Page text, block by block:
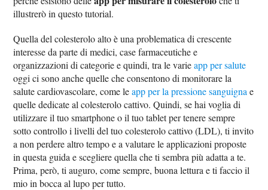
illustrerò in questo tutorial.
Quella del colesterolo alto è una problematica di crescente
interesse da parte di medici, case farmaceutiche e
organizzazioni di categorie e quindi, tra le varieapp per salute
oggi ci sono anche quelle che consentono di monitorare la
salute cardiovascolare, come leapp per la pressione sanguigna e
quelle dedicate al colesterolo cattivo. Quindi, se hai voglia di
utilizzare il tuo smartphone o il tuo tablet per tenere sempre
sotto controllo i livelli del tuo colesterolo cattivo (LDL), ti invito
a non perdere altro tempo e a valutare le applicazioni proposte
in questa guida e scegliere quella che ti sembra più adatta a te.
Prima, però, ti auguro, come sempre, buona lettura e ti faccio il
mio in bocca al lupo per tutto.